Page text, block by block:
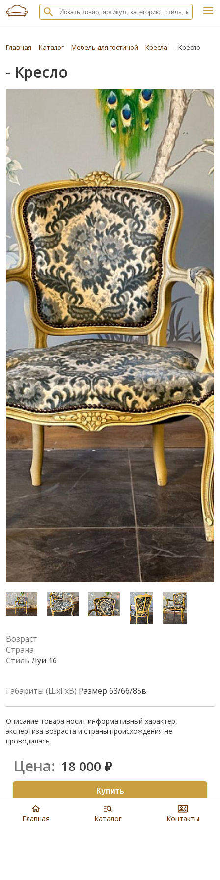
Главная Каталог Мебель для гостиной Кресла - Кресло
- Кресло
Возраст
Страна
Стиль Луи 16
Габариты (ШхГхВ) Размер 63/66/85в
Описание товара носит информативный характер,
экспертиза возраста и страны происхождения не
проводилась.
Цена: 18 000 ₽
Купить
8 901 279 19 19
Главная Каталог Контакты